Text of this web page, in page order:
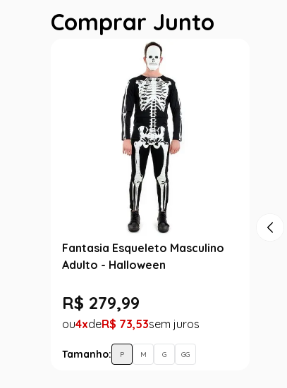
Comprar Junto
Fantasia Esqueleto Masculino
Adulto - Halloween
R$ 279,99
4 R$ 73,53
Tamanho: P M G GG